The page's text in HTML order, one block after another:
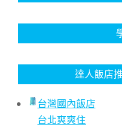
達人飯店
台灣國內飯店
台北爽爽住